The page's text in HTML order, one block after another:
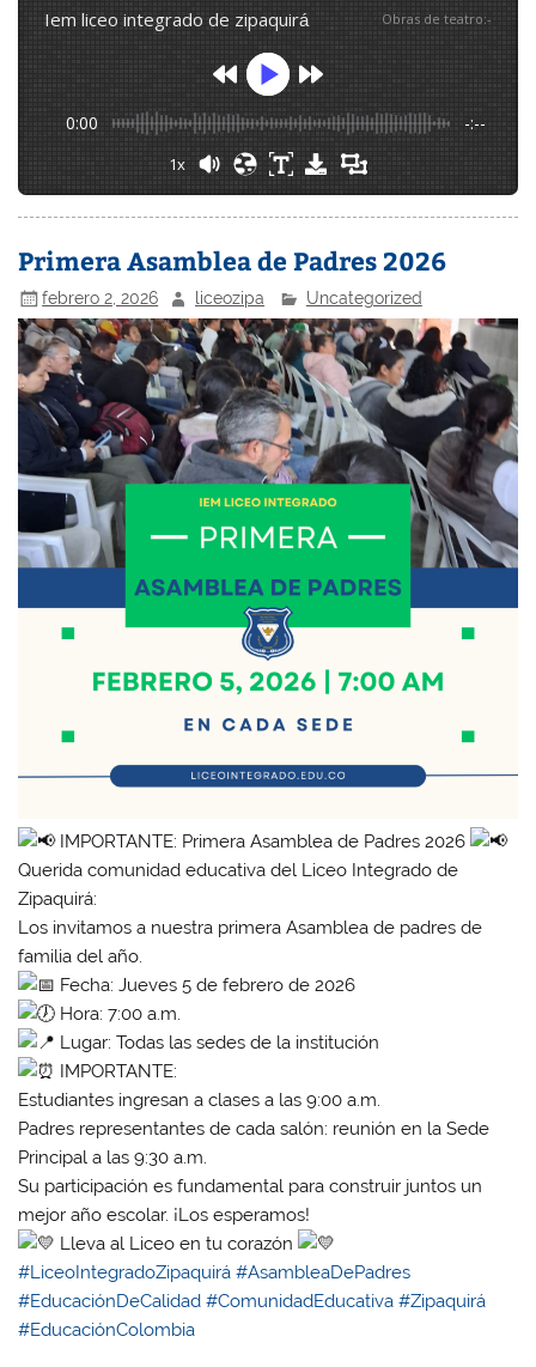
iem liceo integrado de zipaquirá Obras de teatro:-
0:00 -:--
1x
Primera Asamblea de Padres 2026
febrero 2, 2026 liceozipa Uncategorized
IMPORTANTE: Primera Asamblea de Padres 2026
Querida comunidad educativa del Liceo Integrado de
Zipaquirá:
Los invitamos a nuestra primera Asamblea de padres de
familia del año.
Fecha: Jueves 5 de febrero de 2026
Hora: 7:00 a.m.
Lugar: Todas las sedes de la institución
IMPORTANTE:
Estudiantes ingresan a clases a las 9:00 a.m.
Padres representantes de cada salón: reunión en la Sede
Principal a las 9:30 a.m.
Su participación es fundamental para construir juntos un
mejor año escolar. ¡Los esperamos!
Lleva al Liceo en tu corazón
#LiceoIntegradoZipaquirá #AsambleaDePadres
#EducaciónDeCalidad #ComunidadEducativa #Zipaquirá
#EducaciónColombia